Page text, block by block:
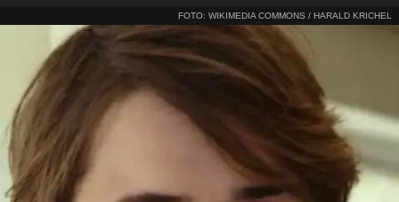
FOTO: WIKIMEDIA COMMONS / HARALD KRICHEL